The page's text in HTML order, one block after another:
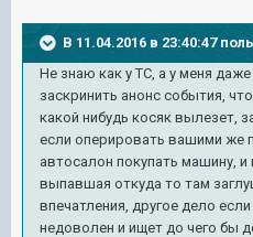
В 11.04.2016 в 23:40:47
Не знаю как у ТС, а у меня
заскринить анонс события,
какой нибудь косяк вылезет,
если оперировать вашими же
автосалон покупать машину, и
выпавшая откуда то там
впечатления, другое дело
недоволен и ищет до чего бы